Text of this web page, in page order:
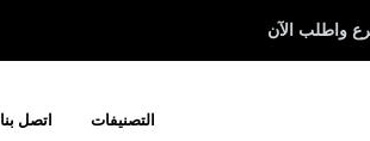
واطلب الآن
اتصل بنا التصنيفات